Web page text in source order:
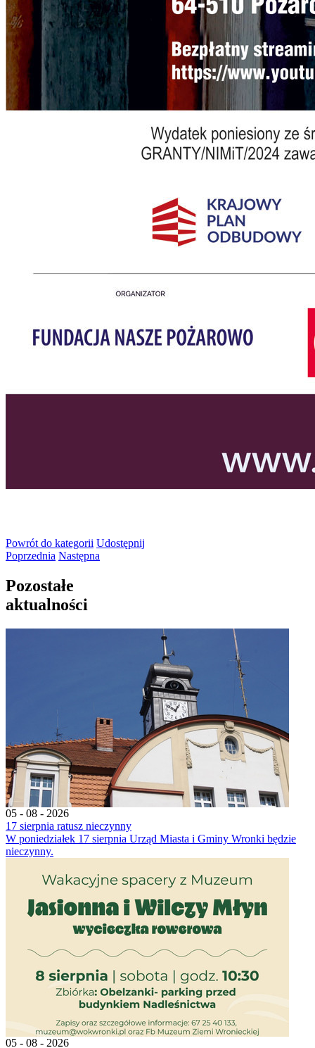
Powrót do kategorii Udostępnij
Poprzednia Następna
Pozostałe
aktualności
05 - 08 - 2026
17 sierpnia ratusz nieczynny
W poniedziałek 17 sierpnia Urząd Miasta i Gminy Wronki będzie
nieczynny.
05 - 08 - 2026